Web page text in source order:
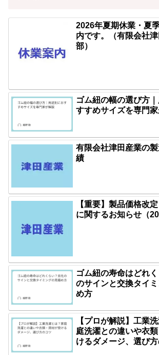
2026年夏期休業・夏
内です。（有限会社
部）
ゴム紐の幅の選び方
すすめサイズを専門
有限会社津田産業の
績
【重要】製品価格改定
に関するお知らせ（
ゴム紐の寿命はどれ
のサインと交換タイ
め方
【プロが解説】工業
庭洗濯との違いや衣
けるダメージ、選び